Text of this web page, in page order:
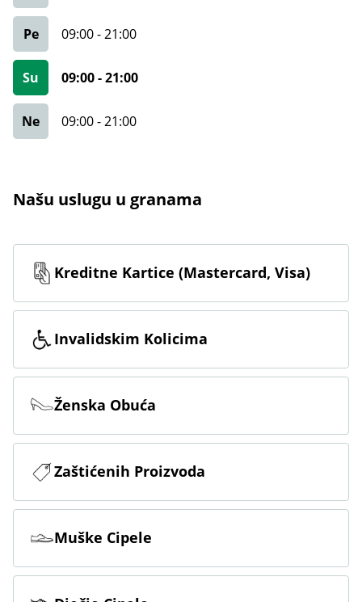
Pe 09:00-21:00
Su 09:00-21:00
Ne 09:00-21:00
Našu uslugu u granama
Kreditne Kartice (Mastercard, Visa)
Invalidskim Kolicima
Ženska Obuća
Zaštićenih Proizvoda
Muške Cipele